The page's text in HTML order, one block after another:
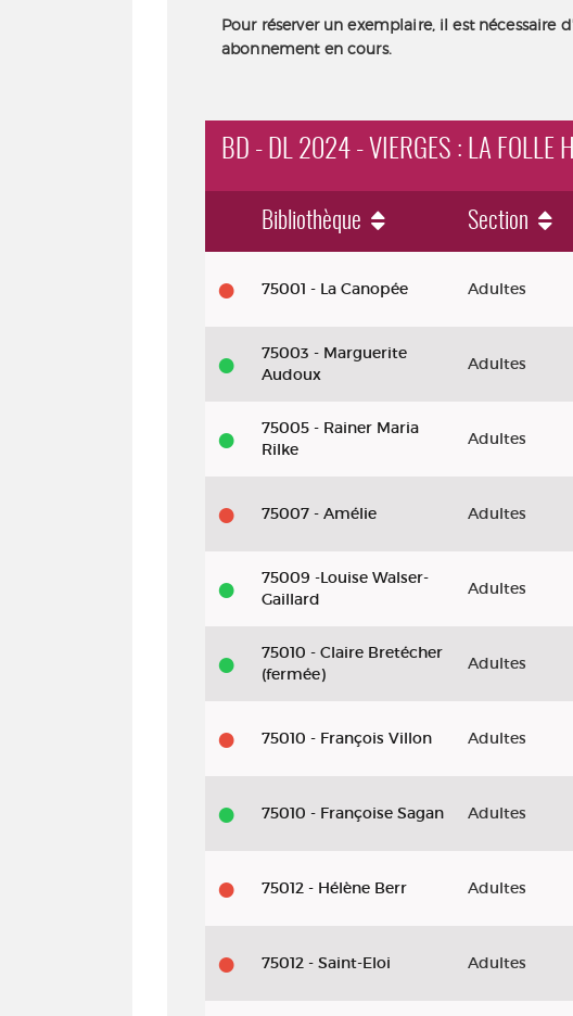
Pour réserver un exemplaire, il est nécessaire
abonnement en cours.
BD - DL 2024 - VIERGES : LA FOLLE
BD - DL 2024 - Vierges : la folle histoire de la
Bibliothèque Section
75001 - La Canopée Adultes
75003 - Marguerite
Audoux
Adultes
75005 - Rainer Maria
Rilke
Adultes
75007 - Amélie Adultes
75009 -Louise Walser-
Gaillard
Adultes
75010 - Claire Bretécher
(fermée)
Adultes
75010 - François Villon Adultes
75010 - Françoise Sagan Adultes
75012 - Hélène Berr Adultes
75012 - Saint-Eloi Adultes